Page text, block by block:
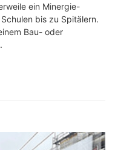
ein Minergie-
bis zu Spitälern.
Bau- oder